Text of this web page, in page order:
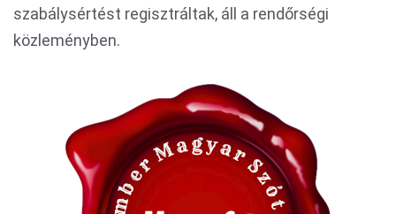
szabálysértést regisztráltak, áll a rendőrségi
közleményben.